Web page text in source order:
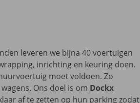
leveren we bijna 40 voertuigen
inrichting en keuring doen.
moet voldoen. Zo
Ons doel is om Dockx
af te zetten op hun parking zodat